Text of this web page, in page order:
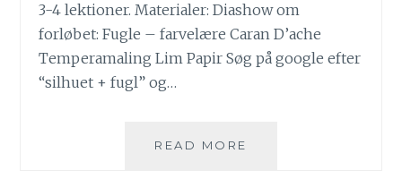
3-4 lektioner. Materialer: Diashow om
forløbet: Fugle – farvelære Caran D’ache
Temperamaling Lim Papir Søg på google efter
“silhuet + fugl” og…
READ MORE